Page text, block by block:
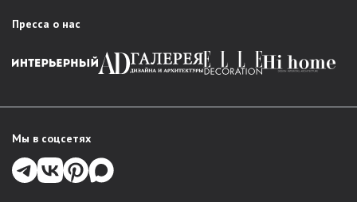
Пресса о нас
Мы в соцсетях